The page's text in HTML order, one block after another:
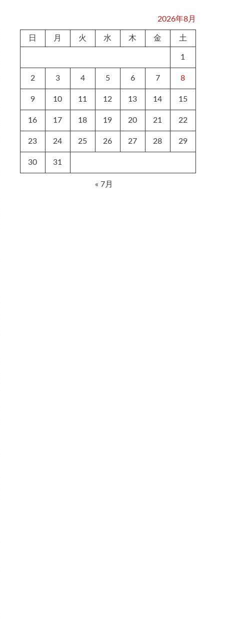
2026年8月
日 月 火 水 木 金 土
1
2 3 4 5 6 7 8
9 10 11 12 13 14 15
16 17 18 19 20 21 22
23 24 25 26 27 28 29
30 31
« 7月